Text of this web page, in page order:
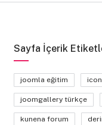
Sayfa İçerik
joomla eğitim icon
joomgallery türkçe
kunena forum